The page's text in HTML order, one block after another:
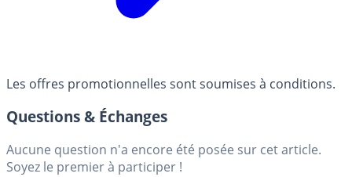
Les offres promotionnelles sont soumises à conditions.
Questions & Échanges
Aucune question n'a encore été posée sur cet article.
Soyez le premier à participer !